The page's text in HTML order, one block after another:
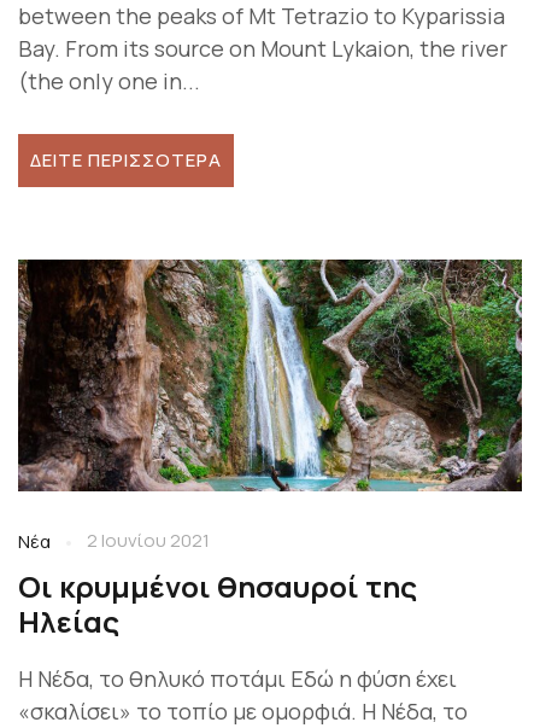
between the peaks of Mt Tetrazio to Kyparissia
Bay. From its source on Mount Lykaion, the river
(the only one in...
ΔΕΊΤΕ ΠΕΡΙΣΣΌΤΕΡΑ
Νέα 2 Ιουνίου 2021
Οι κρυμμένοι θησαυροί της
Ηλείας
Η Νέδα, το θηλυκό ποτάμι Εδώ η φύση έχει
«σκαλίσει» το τοπίο με ομορφιά. Η Νέδα, το